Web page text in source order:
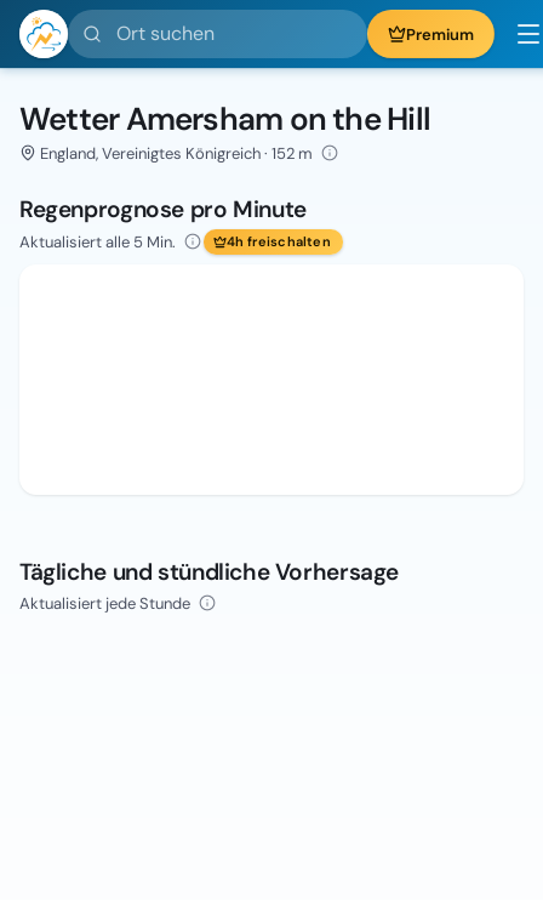
Ort suchen Premium
Wetter Amersham on the Hill
England, Vereinigtes Königreich · 152 m
Regenprognose pro Minute
Aktualisiert alle 5 Min. 4h freischalten
Tägliche und stündliche Vorhersage
Aktualisiert jede Stunde